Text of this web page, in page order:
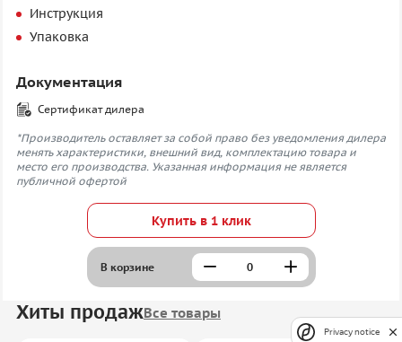
Инструкция
Упаковка
Документация
Сертификат дилера
*Производитель оставляет за собой право без уведомления дилера
менять характеристики, внешний вид, комплектацию товара и
место его производства. Указанная информация не является
публичной офертой
Купить в 1 клик
В корзине
Хиты продажВсе товары
Privacy notice